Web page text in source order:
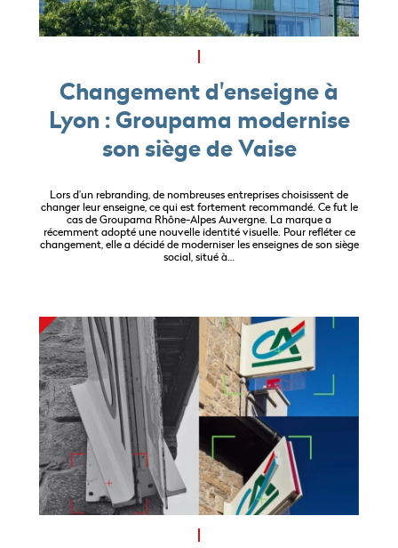
Changement d'enseigne à
Lyon : Groupama modernise
son siège de Vaise
Lors d’un rebranding, de nombreuses entreprises choisissent de
changer leur enseigne, ce qui est fortement recommandé. Ce fut le
cas de Groupama Rhône-Alpes Auvergne. La marque a
récemment adopté une nouvelle identité visuelle. Pour refléter ce
changement, elle a décidé de moderniser les enseignes de son siège
social, situé à…